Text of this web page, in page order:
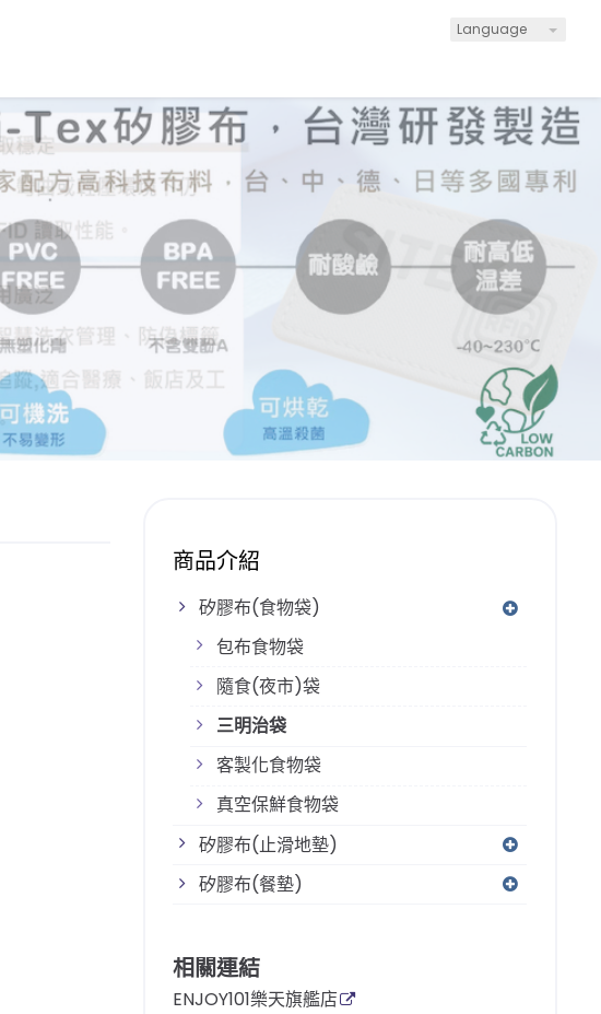
Language
商品介紹
矽膠布(食物袋)
包布食物袋
隨食(夜市)袋
三明治袋
客製化食物袋
真空保鮮食物袋
矽膠布(止滑地墊)
矽膠布(餐墊)
相關連結
ENJOY101樂天旗艦店